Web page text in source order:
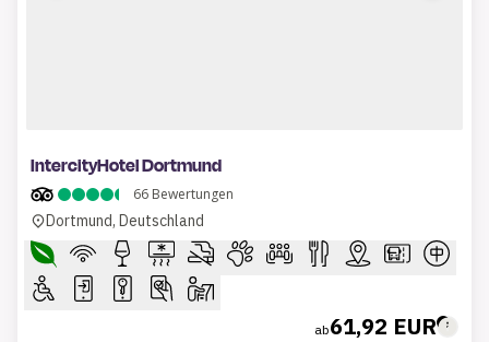
IntercityHotel Dortmund
66 Bewertungen
Dortmund, Deutschland
ab61,92 EUR